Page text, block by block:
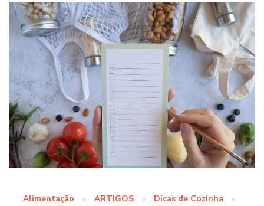
Alimentação ARTIGOS
Dicas de Cozinha